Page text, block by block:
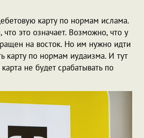
карту по нормам ислама.
это означает. Возможно, что у
на восток. Но им нужно идти
карту по нормам иудаизма. И тут
не будет срабатывать по